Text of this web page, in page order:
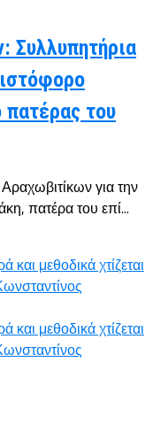
Συλλυπητήρια
του
για την
πατέρα του επί...